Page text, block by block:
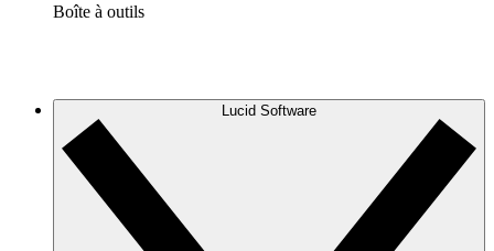
Boîte à outils
Lucid Software